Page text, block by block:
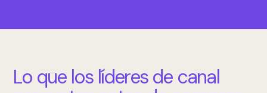
Lo que los líderes de canal